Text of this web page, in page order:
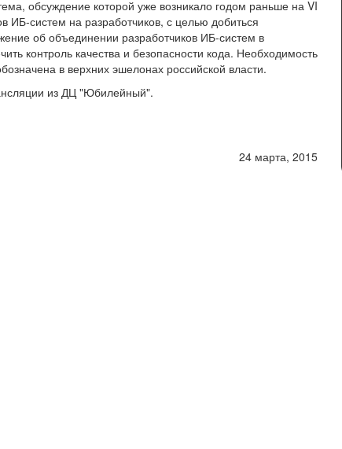
обсуждение которой уже возникало годом раньше на VI
систем на разработчиков, с целью добиться
об объединении разработчиков ИБ-систем в
контроль качества и безопасности кода. Необходимость
в верхних эшелонах российской власти.
из ДЦ "Юбилейный".
24 марта, 2015